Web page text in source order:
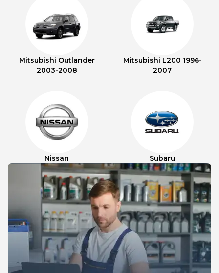
Mitsubishi Outlander
2003-2008
Mitsubishi L200 1996-
2007
Nissan Subaru